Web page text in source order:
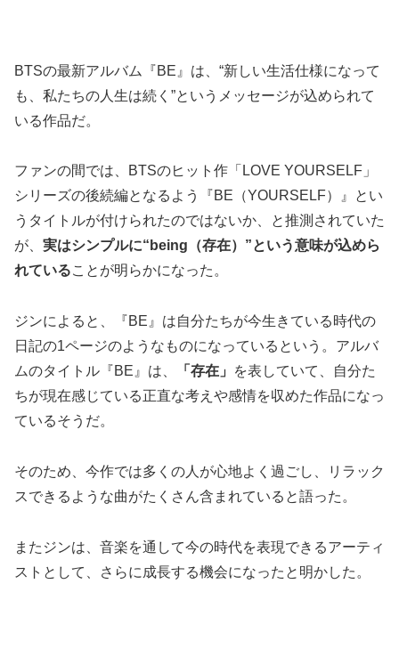
BTSの最新アルバム『BE』は、“新しい生活仕様になって
も、私たちの人生は続く”というメッセージが込められて
いる作品だ。
ファンの間では、BTSのヒット作「LOVE YOURSELF」
シリーズの後続編となるよう『BE（YOURSELF）』とい
うタイトルが付けられたのではないか、と推測されていた
が、 実はシンプルに“being（存在）”という意味が込めら
れていることが明らかになった。
ジンによると、『BE』は自分たちが今生きている時代の
日記の1ページのようなものになっているという。アルバ
ムのタイトル『BE』は、
「存在」
を表していて、自分た
ちが現在感じている正直な考えや感情を収めた作品になっ
ているそうだ。
そのため、今作では多くの人が心地よく過ごし、リラック
スできるような曲がたくさん含まれていると語った。
またジンは、音楽を通して今の時代を表現できるアーティ
ストとして、さらに成長する機会になったと明かした。